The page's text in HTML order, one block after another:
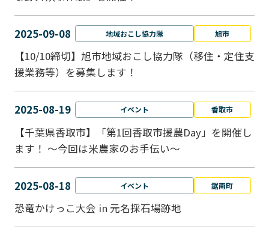
2025-09-08 地域おこし協力隊 旭市
【10/10締切】旭市地域おこし協力隊（移住・定住支
援業務等）を募集します！
2025-08-19 イベント 香取市
【千葉県香取市】「第1回香取市援農Day」を開催し
ます！ ～今回は米農家のお手伝い～
2025-08-18 イベント 鋸南町
恐竜かけっこ大会 in 元名採石場跡地